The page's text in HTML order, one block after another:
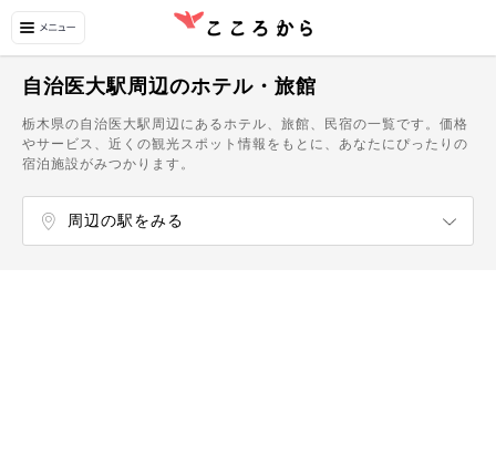
自治医大駅周辺のホテル・旅館
栃木県の自治医大駅周辺にあるホテル、旅館、民宿の一覧です。価格
やサービス、近くの観光スポット情報をもとに、あなたにぴったりの
宿泊施設がみつかります。
周辺の駅をみる